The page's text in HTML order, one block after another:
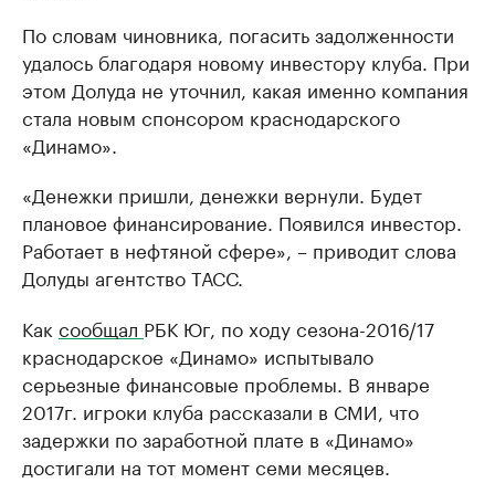
По словам чиновника, погасить задолженности
удалось благодаря новому инвестору клуба. При
этом Долуда не уточнил, какая именно компания
стала новым спонсором краснодарского
«Динамо».
«Денежки пришли, денежки вернули. Будет
плановое финансирование. Появился инвестор.
Работает в нефтяной сфере», – приводит слова
Долуды агентство ТАСС.
Как сообщал РБК Юг, по ходу сезона-2016/17
краснодарское «Динамо» испытывало
серьезные финансовые проблемы. В январе
2017г. игроки клуба рассказали в СМИ, что
задержки по заработной плате в «Динамо»
достигали на тот момент семи месяцев.